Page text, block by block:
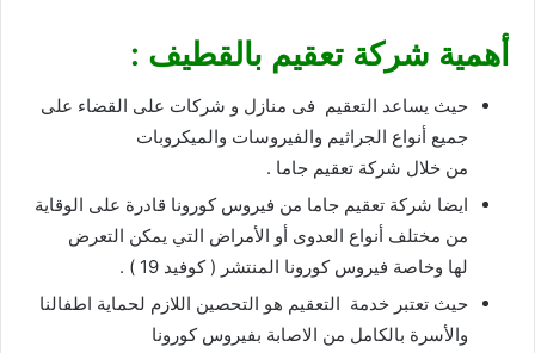
أهمية شركة تعقيم بالقطيف :
حيث يساعد التعقيم فى منازل و شركات على القضاء على
جميع أنواع الجراثيم والفيروسات والميكروبات
من خلال شركة تعقيم جاما .
ايضا شركة تعقيم جاما من فيروس كورونا قادرة على الوقاية
من مختلف أنواع العدوى أو الأمراض التي يمكن التعرض
لها وخاصة فيروس كورونا المنتشر ( كوفيد 19 ) .
حيث تعتبر خدمة التعقيم هو التحصين اللازم لحماية اطفالنا
والأسرة بالكامل من الاصابة بفيروس كورونا